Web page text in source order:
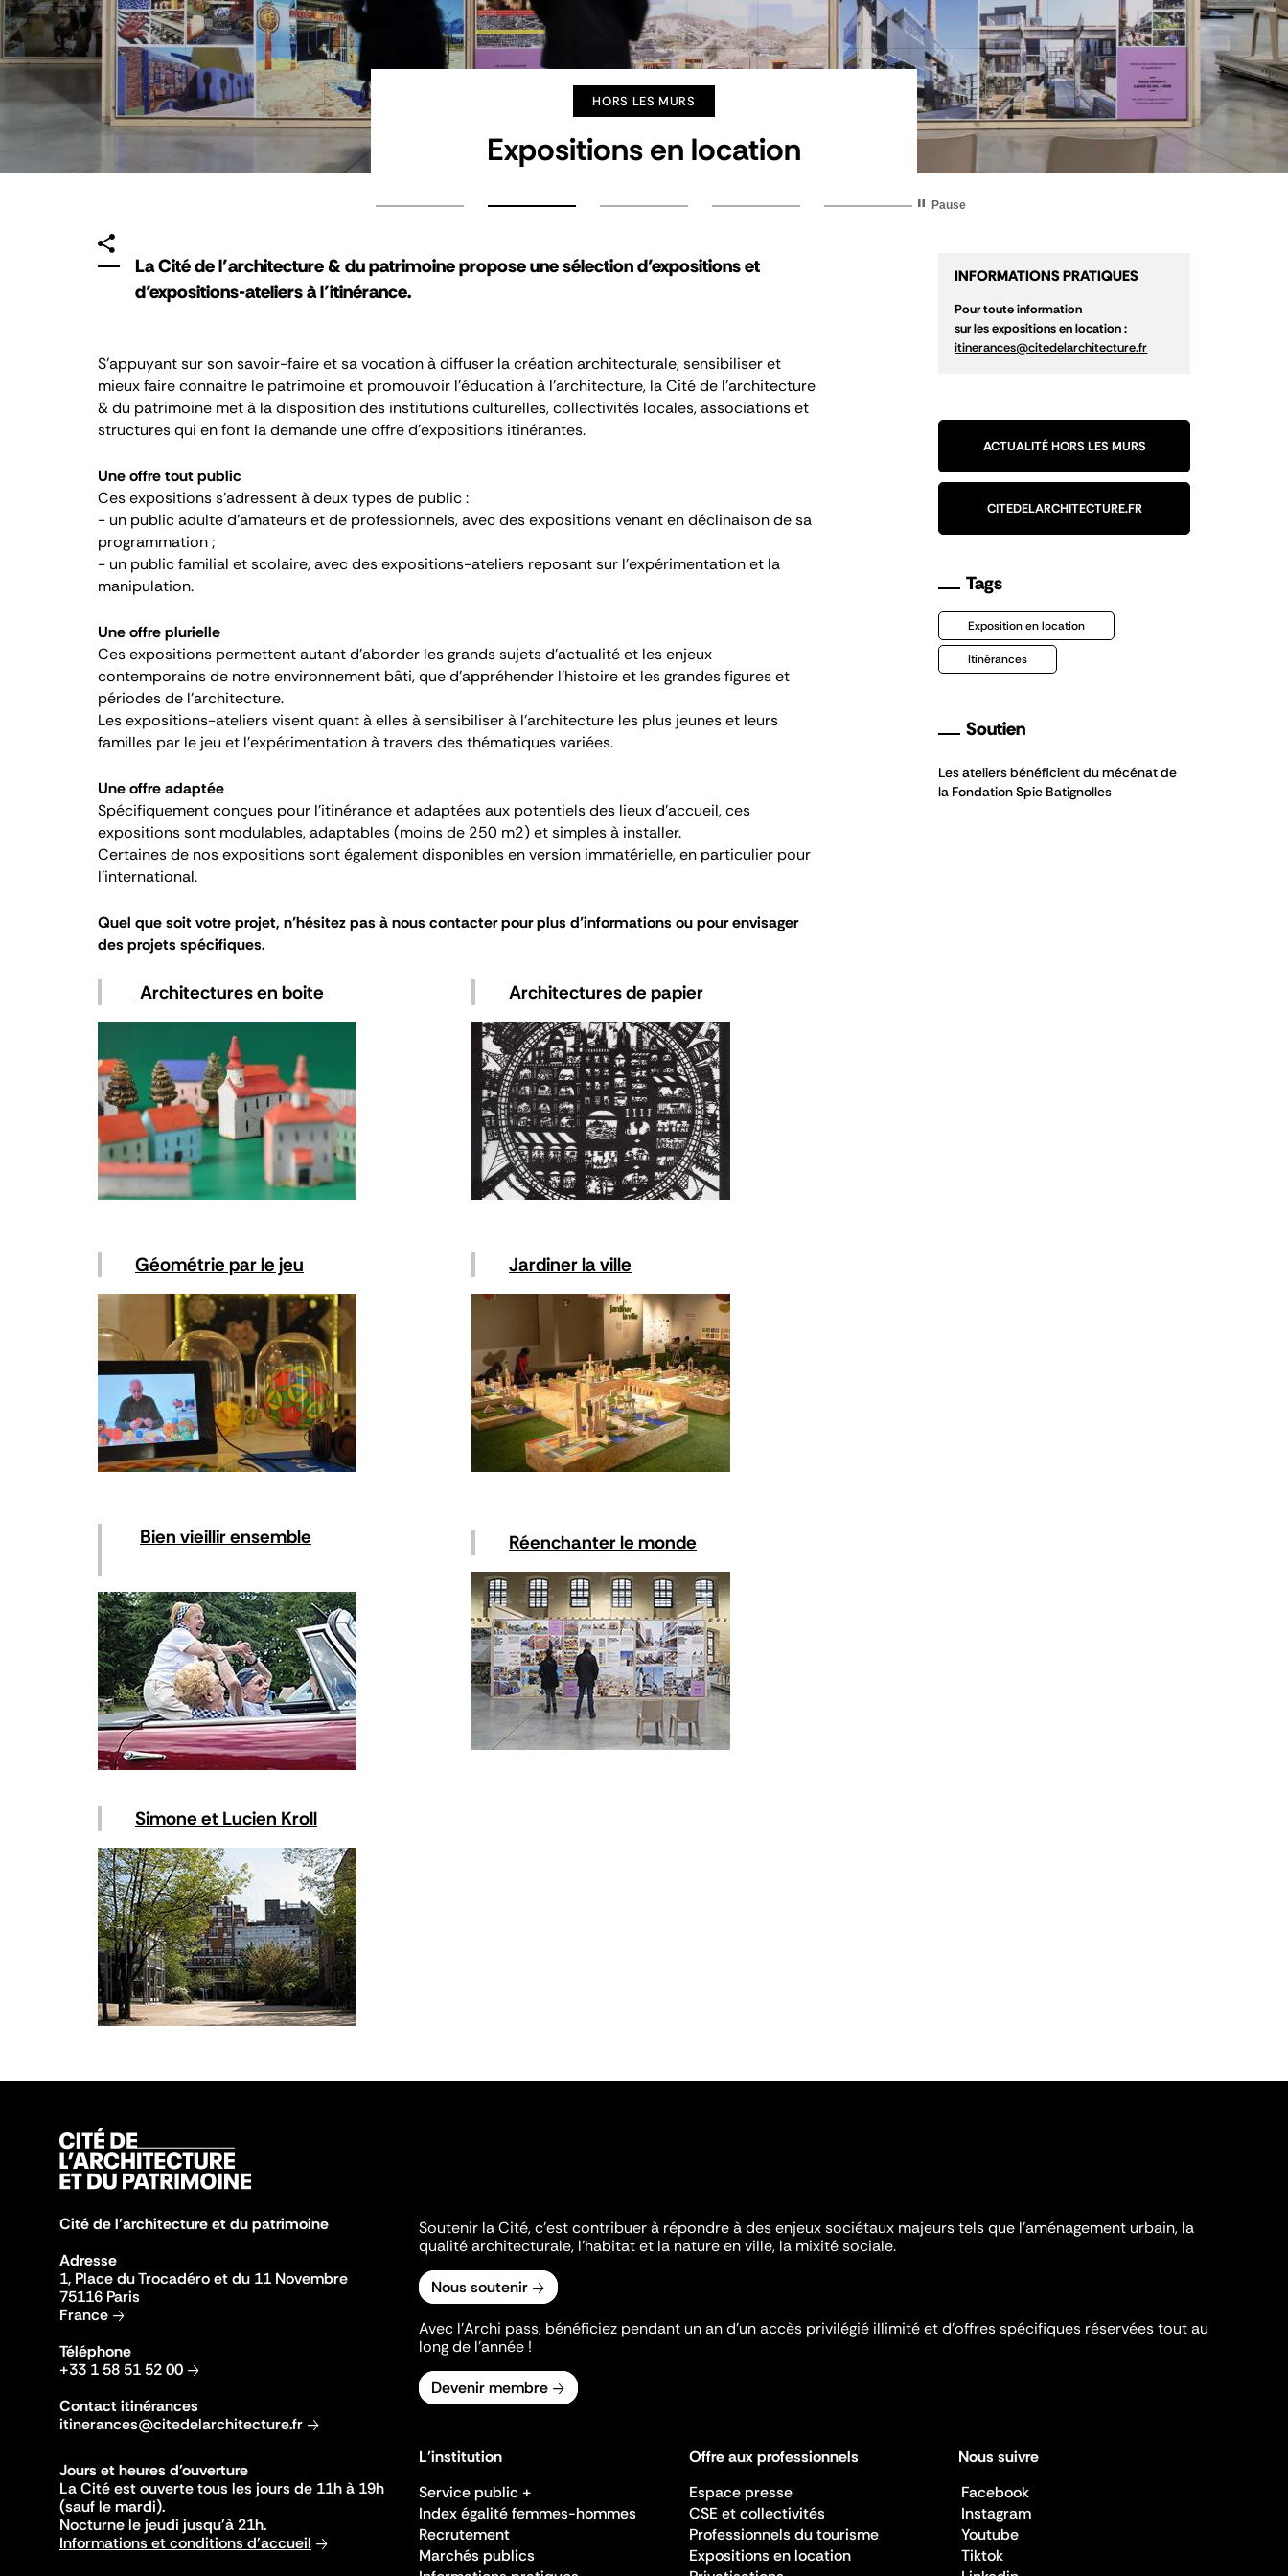
Pause
HORS LES MURS
Expositions en location
La Cité de l’architecture & du patrimoine propose une sélection d’expositions et
d’expositions-ateliers à l’itinérance.
S’appuyant sur son savoir-faire et sa vocation à diffuser la création architecturale, sensibiliser et
mieux faire connaitre le patrimoine et promouvoir l’éducation à l’architecture, la Cité de l’architecture
& du patrimoine met à la disposition des institutions culturelles, collectivités locales, associations et
structures qui en font la demande une offre d’expositions itinérantes.
Une offre tout public
Ces expositions s’adressent à deux types de public :
- un public adulte d’amateurs et de professionnels, avec des expositions venant en déclinaison de sa
programmation ;
- un public familial et scolaire, avec des expositions-ateliers reposant sur l’expérimentation et la
manipulation.
Une offre plurielle
Ces expositions permettent autant d’aborder les grands sujets d’actualité et les enjeux
contemporains de notre environnement bâti, que d’appréhender l’histoire et les grandes figures et
périodes de l’architecture.
Les expositions-ateliers visent quant à elles à sensibiliser à l’architecture les plus jeunes et leurs
familles par le jeu et l’expérimentation à travers des thématiques variées.
Une offre adaptée
Spécifiquement conçues pour l’itinérance et adaptées aux potentiels des lieux d’accueil, ces
expositions sont modulables, adaptables (moins de 250 m2) et simples à installer.
Certaines de nos expositions sont également disponibles en version immatérielle, en particulier pour
l’international.
Quel que soit votre projet, n’hésitez pas à nous contacter pour plus d’informations ou pour envisager
des projets spécifiques.
Architectures en boite
Géométrie par le jeu
Bien vieillir ensemble
Simone et Lucien Kroll
Architectures de papier
Jardiner la ville
Réenchanter le monde
INFORMATIONS PRATIQUES
Pour toute information
sur les expositions en location :
itinerances@citedelarchitecture.fr
ACTUALITÉ HORS LES MURS
CITEDELARCHITECTURE.FR
Tags
Exposition en location
Itinérances
Soutien
Les ateliers bénéficient du mécénat de
la Fondation Spie Batignolles
Cité de l’architecture et du patrimoine
Adresse
1, Place du Trocadéro et du 11 Novembre
75116 Paris
France
Téléphone
+33 1 58 51 52 00
Contact itinérances
itinerances@citedelarchitecture.fr
Jours et heures d'ouverture
La Cité est ouverte tous les jours de 11h à 19h
(sauf le mardi).
Nocturne le jeudi jusqu'à 21h.
Informations et conditions d'accueil
Soutenir la Cité, c'est contribuer à répondre à des enjeux sociétaux majeurs tels que l'aménagement urbain, la
qualité architecturale, l'habitat et la nature en ville, la mixité sociale.
Nous soutenir
Avec l’Archi pass, bénéficiez pendant un an d’un accès privilégié illimité et d’offres spécifiques réservées tout au
long de l’année !
Devenir membre
L'institution
Service public +
Index égalité femmes-hommes
Recrutement
Marchés publics
Offre aux professionnels
Espace presse
CSE et collectivités
Professionnels du tourisme
Expositions en location
Nous suivre
Facebook
Instagram
Youtube
Tiktok